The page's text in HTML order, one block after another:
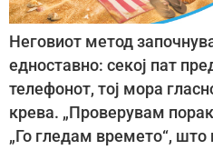
Неговиот метод
едноставно: секој пат
телефонот, тој мора
крева. „Проверувам
„Го гледам времето“, што